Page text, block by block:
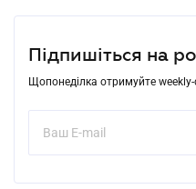
Підпишіться на
Щопонеділка отримуйте weekly-